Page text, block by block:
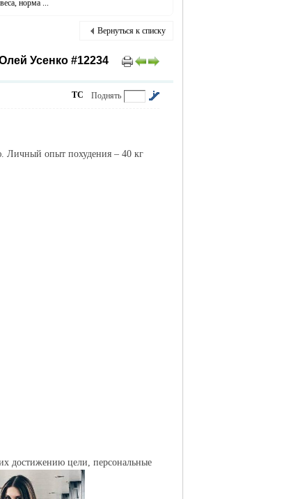
норма ...
Вернуться к списку
Усенко #12234
Поднять
ТС
Личный опыт похудения – 40 кг
достижению цели, персональные